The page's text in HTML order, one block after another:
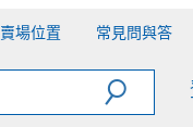
賣場位置 常見問與答